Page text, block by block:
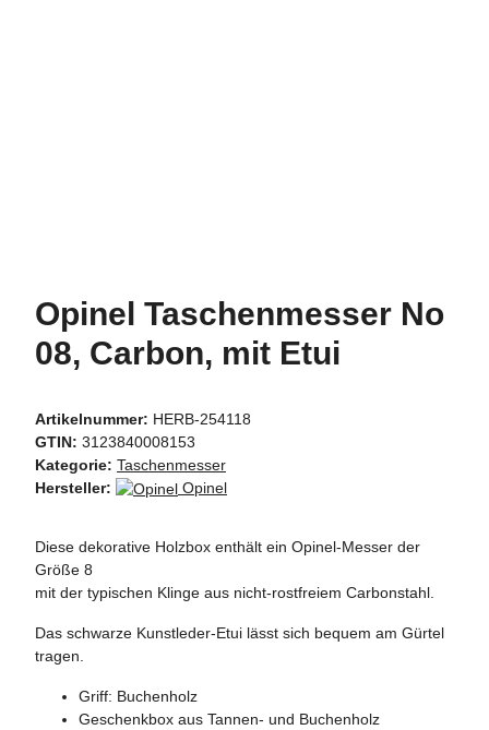
Opinel Taschenmesser No
08, Carbon, mit Etui
Artikelnummer: HERB-254118
GTIN: 3123840008153
Kategorie: Taschenmesser
Hersteller:
Opinel
Diese dekorative Holzbox enthält ein Opinel-Messer der
Größe 8
mit der typischen Klinge aus nicht-rostfreiem Carbonstahl.
Das schwarze Kunstleder-Etui lässt sich bequem am Gürtel
tragen.
Griff: Buchenholz
Geschenkbox aus Tannen- und Buchenholz